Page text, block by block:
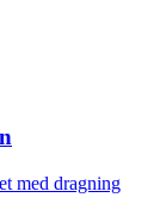
med dragning